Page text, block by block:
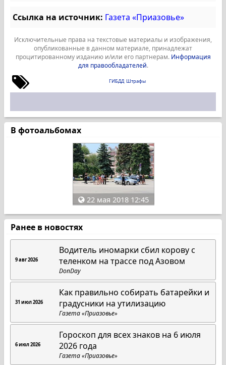
Ссылка на источник: Газета «Приазовье»
Исключительные права на текстовые материалы и изображения,
опубликованные в данном материале, принадлежат
процитированному изданию и/или его партнерам. Информация
для правообладателей.
ГИБДД Штрафы
В фотоальбомах
22 мая 2018 12:45
Ранее в новостях
9 авг 2026
Водитель иномарки сбил корову с
теленком на трассе под Азовом
DonDay
31 июл 2026
Как правильно собирать батарейки и
градусники на утилизацию
Газета «Приазовье»
6 июл 2026
Гороскоп для всех знаков на 6 июля
2026 года
Газета «Приазовье»